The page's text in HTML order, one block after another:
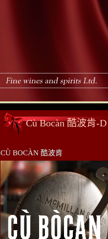
Cù Bocàn 酷波肯-D
CÙ BOCÀN 酷波肯